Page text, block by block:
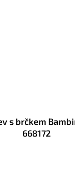
s brčkem
668172